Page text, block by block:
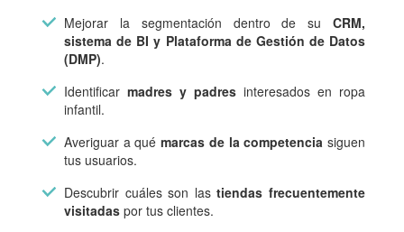
Mejorar la segmentación dentro de su CRM,
sistema de BI y Plataforma de Gestión de Datos
(DMP).
Identificarmadres y padres interesados en ropa
infantil.
Averiguar a quémarcas de la competencia siguen
tus usuarios.
Descubrir cuáles son lastiendas frecuentemente
visitadas por tus clientes.